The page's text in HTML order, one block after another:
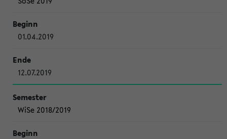
01.04.2019
12.07.2019
WiSe 2018/2019